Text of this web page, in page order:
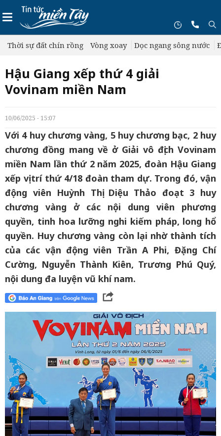
Thời sự đất chín rồng Vòng xoay Dọc ngang sông nước
Hậu Giang xếp thứ 4 giải
Vovinam miền Nam
10/06/2025 - 15:07
Với 4 huy chương vàng, 5 huy chương bạc, 2 huy
chương đồng mang về ở Giải vô địch Vovinam
miền Nam lần thứ 2 năm 2025, đoàn Hậu Giang
xếp vị trí thứ 4/18 đoàn tham dự. Trong đó, vận
động viên Huỳnh Thị Diệu Thảo đoạt 3 huy
chương vàng ở các nội dung viên phương
quyền, tinh hoa lưỡng nghi kiếm pháp, long hổ
quyền. Huy chương vàng còn lại nhờ thành tích
của các vận động viên Trần A Phi, Đặng Chí
Cường, Nguyễn Thành Kiên, Trương Phú Quý,
nội dung đa luyện vũ khí nam.